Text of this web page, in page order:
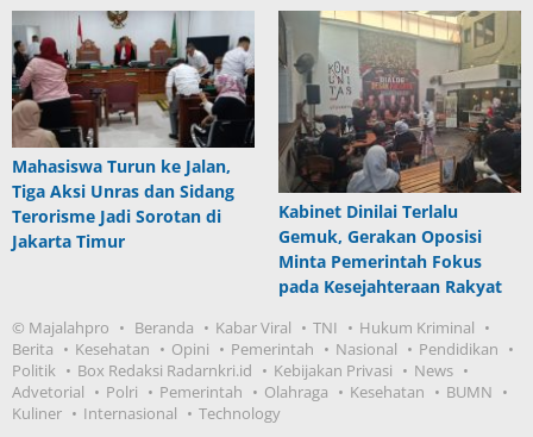
Mahasiswa Turun ke Jalan,
Tiga Aksi Unras dan Sidang
Terorisme Jadi Sorotan di
Jakarta Timur
Kabinet Dinilai Terlalu
Gemuk, Gerakan Oposisi
Minta Pemerintah Fokus
pada Kesejahteraan Rakyat
© Majalahpro Beranda Kabar Viral TNI
Hukum Kriminal
Berita
Kesehatan Opini Pemerintah Nasional
Pendidikan
Politik
Box Redaksi Radarnkri.id Kebijakan Privasi
News
Advetorial
Polri Pemerintah Olahraga Kesehatan
BUMN
Kuliner
Internasional Technology